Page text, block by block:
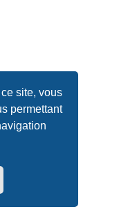
site, vous
permettant